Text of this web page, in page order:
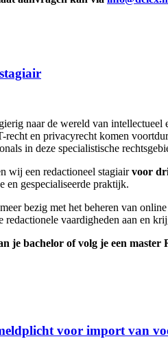
naar de wereld van
recht en privacyrecht komen
in deze specialistische
wij een redactioneel stagiairvoor
en gespecialiseerde praktijk.
bezig met het beheren van
redactionele vaardigheden aan en
je bachelor of volg je een
voor import van